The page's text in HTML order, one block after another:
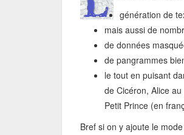
génération de
mais aussi de
de données
de pangrammes
le tout en puisant
de Cicéron, Alice
Petit Prince (en
Bref si on y ajoute le